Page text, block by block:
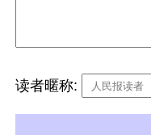
读者暱称: